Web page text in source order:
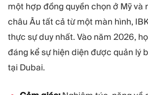
một hợp đồng quyền chọn ở Mỹ và
châu Âu tất cả từ một màn hình,
thực sự duy nhất. Vào năm 2026,
đáng kể sự hiện diện được quản lý
tại Dubai.